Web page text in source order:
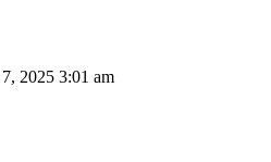
2025 3:01 am